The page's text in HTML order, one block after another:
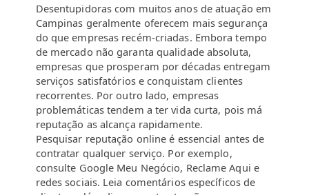
Desentupidoras com muitos anos de atuação em
Campinas geralmente oferecem mais segurança
do que empresas recém-criadas. Embora tempo
de mercado não garanta qualidade absoluta,
empresas que prosperam por décadas entregam
serviços satisfatórios e conquistam clientes
recorrentes. Por outro lado, empresas
problemáticas tendem a ter vida curta, pois má
reputação as alcança rapidamente.
Pesquisar reputação online é essencial antes de
contratar qualquer serviço. Por exemplo,
consulte Google Meu Negócio, Reclame Aqui e
redes sociais. Leia comentários específicos de